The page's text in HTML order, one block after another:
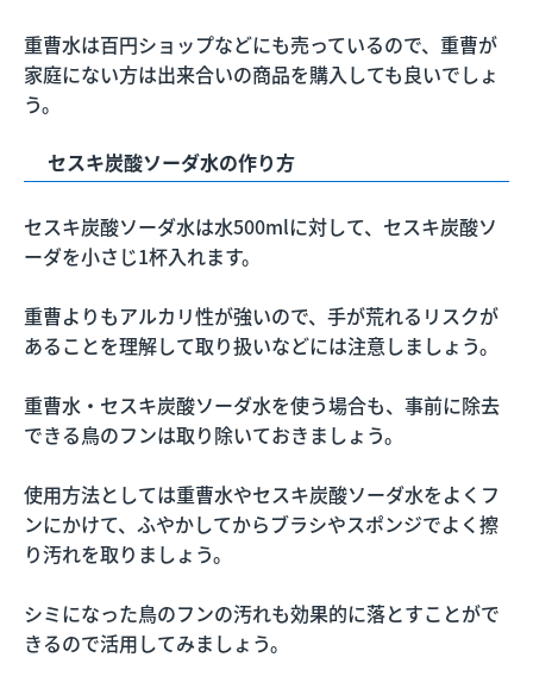
重曹水は百円ショップなどにも売っているので、重曹が
家庭にない方は出来合いの商品を購入しても良いでしょ
う。
セスキ炭酸ソーダ水の作り方
セスキ炭酸ソーダ水は水500mlに対して、セスキ炭酸ソ
ーダを小さじ1杯入れます。
重曹よりもアルカリ性が強いので、手が荒れるリスクが
あることを理解して取り扱いなどには注意しましょう。
重曹水・セスキ炭酸ソーダ水を使う場合も、事前に除去
できる鳥のフンは取り除いておきましょう。
使用方法としては重曹水やセスキ炭酸ソーダ水をよくフ
ンにかけて、ふやかしてからブラシやスポンジでよく擦
り汚れを取りましょう。
シミになった鳥のフンの汚れも効果的に落とすことがで
きるので活用してみましょう。